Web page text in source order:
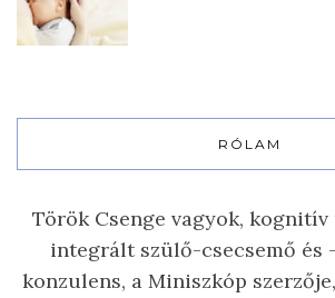
RÓLAM
Török Csenge vagyok,
integrált szülő-csecsemő és
konzulens, a Miniszkóp